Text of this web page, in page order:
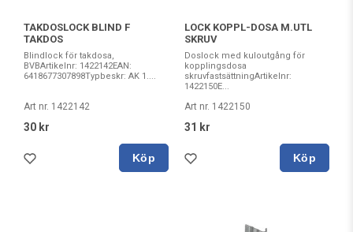
TAKDOSLOCK BLIND F
TAKDOS
Blindlock för takdosa,
BVBArtikelnr: 1422142EAN:
6418677307898Typbeskr: AK 1....
Art nr. 1422142
30 kr
Köp
LOCK KOPPL-DOSA M.UTL
SKRUV
Doslock med kuloutgång för
kopplingsdosa
skruvfastsättningArtikelnr:
1422150E...
Art nr. 1422150
31 kr
Köp